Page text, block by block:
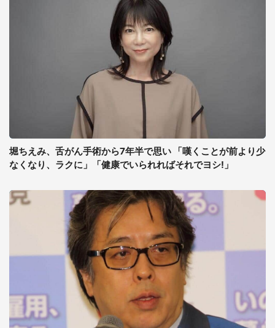
堀ちえみ、舌がん手術から7年半で思い 「嘆くことが前より少
なくなり、ラクに」「健康でいられればそれでヨシ!」